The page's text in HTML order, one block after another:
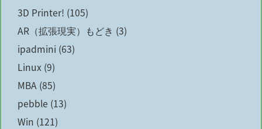
3D Printer! (105)
AR（拡張現実）もどき (3)
ipadmini (63)
Linux (9)
MBA (85)
pebble (13)
Win (121)